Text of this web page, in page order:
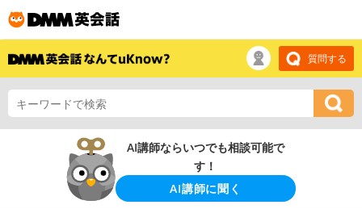
質問する
AI講師ならいつでも相談可能で
す！
AI講師に聞く